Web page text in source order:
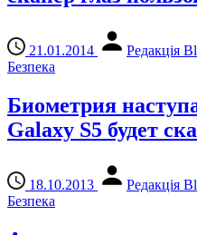
21.01.2014
Редакція
Безпека
Биометрия
Galaxy S5 будет
18.10.2013
Редакція
Безпека